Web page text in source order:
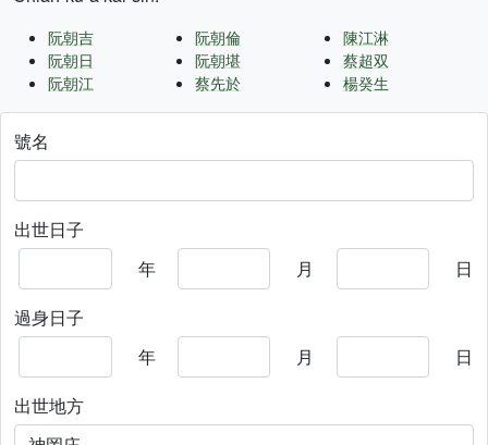
阮朝吉
阮朝日
阮朝江
阮朝倫
阮朝堪
蔡先於
陳江淋
蔡超双
楊癸生
號名
出世日子
年
月
日
過身日子
年
月
日
出世地方